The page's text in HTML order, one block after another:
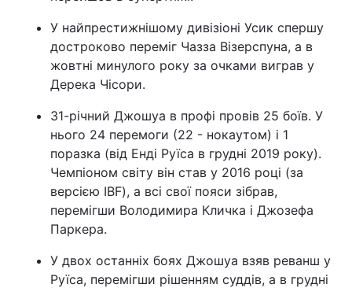
У найпрестижнішому дивізіоні Усик спершу
достроково переміг Чазза Візерспуна, а в
жовтні минулого року за очками виграв у
Дерека Чісори.
31-річний Джошуа в профі провів 25 боїв. У
нього 24 перемоги (22 - нокаутом) і 1
поразка (від Енді Руїса в грудні 2019 року).
Чемпіоном світу він став у 2016 році (за
версією IBF), а всі свої пояси зібрав,
перемігши Володимира Кличка і Джозефа
Паркера.
У двох останніх боях Джошуа взяв реванш у
Руїса, перемігши рішенням суддів, а в грудні